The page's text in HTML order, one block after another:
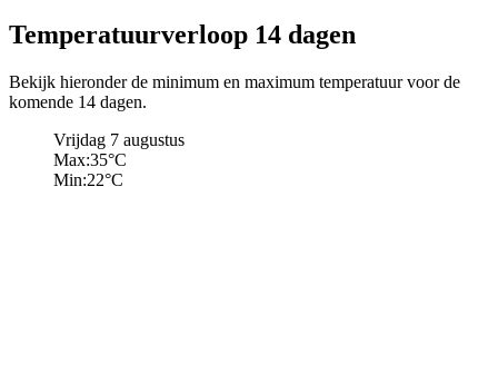
Temperatuurverloop 14 dagen
Bekijk hieronder de minimum en maximum temperatuur voor de
komende 14 dagen.
Vrijdag 7 augustus
Max:35°C
Min:22°C